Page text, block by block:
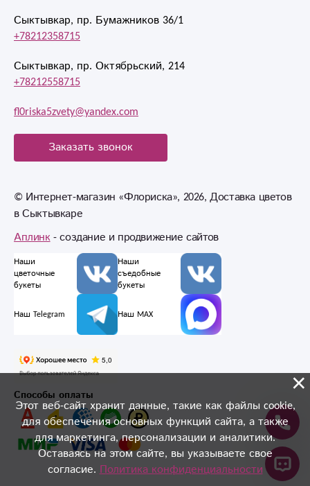
Этот веб-сайт хранит данные, такие как файлы cookie,
для обеспечения основных функций сайта, а также
для маркетинга, персонализации и аналитики.
Оставаясь на этом сайте, вы указываете свое
согласие.Политика конфиденциальности
×
Сыктывкар, пр. Бумажников 36/1
+78212358715
Сыктывкар, пр. Октябрьский, 214
+78212558715
fl0riska5zvety@yandex.com
Заказать звонок
© Интернет-магазин «Флориска», 2026, Доставка цветов
в Сыктывкаре
Аплинк- создание и продвижение сайтов
Наши
цветочные
букеты
Наши
съедобные
букеты
Наш Telegram Наш MAX
Способы оплаты